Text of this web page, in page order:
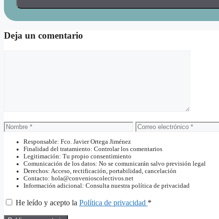
Deja un comentario
Nombre
Correo
electrónico
Responsable: Fco. Javier Ortega Jiménez
Finalidad del tratamiento: Controlar los comentarios
Legitimación: Tu propio consentimiento
Comunicación de los datos: No se comunicarán salvo previsión legal
Derechos: Acceso, rectificación, portabilidad, cancelación
Contacto: hola@convenioscolectivos.net
Información adicional: Consulta nuestra política de privacidad
He leído y acepto la Política de privacidad *